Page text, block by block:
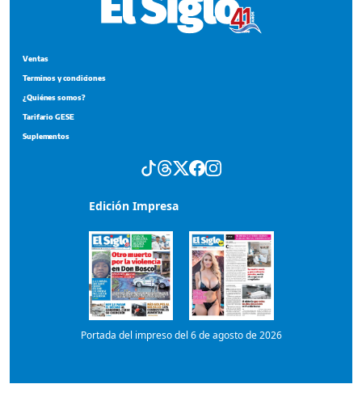
Suplementos
Portada del impreso del 6 de agosto de 2026